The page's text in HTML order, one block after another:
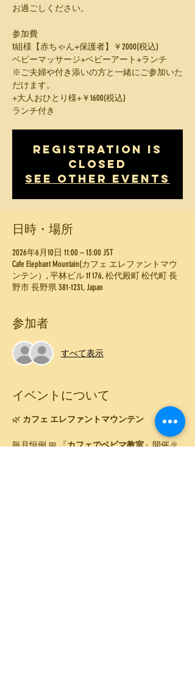
お過ごしください。
参加費
1組様【赤ちゃん+保護者】￥2000(税込)
ベビーマッサージ+ベビーアート+ランチ
※ご夫婦や付き添いの方と一緒にご参加いた
だけます。
+大人おひとり様+￥1600(税込)
ランチ付き
Registration is
Closed
See other events
日時・場所
2026年6月10日 11:00 – 13:00 JST
Cafe Elephant Mountain(カフェ エレファントマウ
ンテン）, 平林ビル 1f 176, 松代殿町 松代町 長
野市 長野県 381-1231, Japan
参加者
すべて表示
イベントについて
🌿 カフェ エレファントマウンテン
毎月恒例 📅 『カフェでベビマ教室』開催🎉